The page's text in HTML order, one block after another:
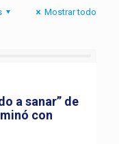
Mostrar todo
a sanar” de
con